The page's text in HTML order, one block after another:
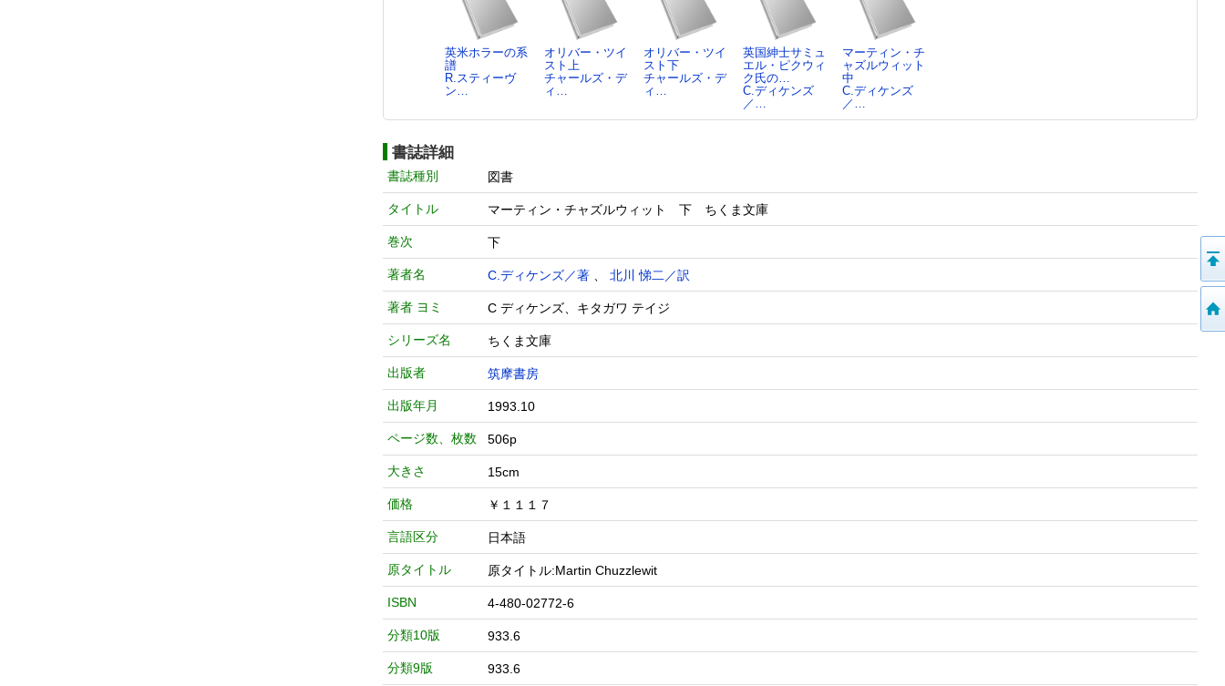
英米ホラーの系
譜
R.スティーヴ
ン…
オリバー・ツイ
スト上
チャールズ・デ
ィ…
オリバー・ツイ
スト下
チャールズ・デ
ィ…
英国紳士サミュ
エル・ピクウィ
ク氏の…
C.ディケンズ
／…
マーティン・チ
ャズルウィット
中
C.ディケンズ
／…
書誌詳細
書誌種別 図書
タイトル マーティン・チャズルウィット 下 ちくま文庫
巻次 下
著者名 C.ディケンズ／著 北川 悌二／訳
著者 ヨミ C ディケンズ、キタガワ テイジ
シリーズ名 ちくま文庫
出版者 筑摩書房
出版年月 1993.10
ページ数、枚数 506p
大きさ 15cm
価格 ￥１１１７
言語区分 日本語
原タイトル 原タイトル:Martin Chuzzlewit
ISBN 4-480-02772-6
分類10版 933.6
分類9版 933.6